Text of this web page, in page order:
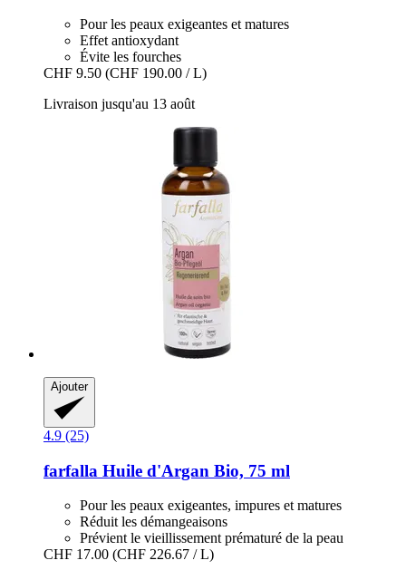
Pour les peaux exigeantes et matures
Effet antioxydant
Évite les fourches
CHF 9.50 (CHF 190.00 / L)
Livraison jusqu'au 13 août
Ajouter
4.9 (25)
farfalla Huile d'Argan Bio, 75 ml
Pour les peaux exigeantes, impures et matures
Réduit les démangeaisons
Prévient le vieillissement prématuré de la peau
CHF 17.00 (CHF 226.67 / L)